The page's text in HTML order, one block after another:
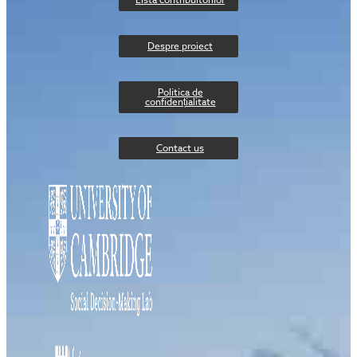
Despre proiect
Politica de
confidențialitate
Contact us